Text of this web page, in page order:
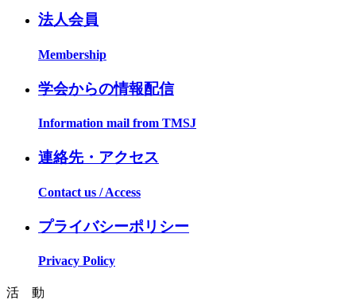
法人会員
Membership
学会からの情報配信
Information mail from TMSJ
連絡先・アクセス
Contact us / Access
プライバシーポリシー
Privacy Policy
活 動